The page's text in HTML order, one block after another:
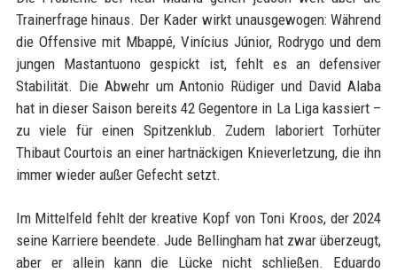
Trainerfrage hinaus. Der Kader wirkt unausgewogen: Während
die Offensive mit Mbappé, Vinícius Júnior, Rodrygo und dem
jungen Mastantuono gespickt ist, fehlt es an defensiver
Stabilität. Die Abwehr um Antonio Rüdiger und David Alaba
hat in dieser Saison bereits 42 Gegentore in La Liga kassiert –
zu viele für einen Spitzenklub. Zudem laboriert Torhüter
Thibaut Courtois an einer hartnäckigen Knieverletzung, die ihn
immer wieder außer Gefecht setzt.
Im Mittelfeld fehlt der kreative Kopf von Toni Kroos, der 2024
seine Karriere beendete. Jude Bellingham hat zwar überzeugt,
aber er allein kann die Lücke nicht schließen. Eduardo